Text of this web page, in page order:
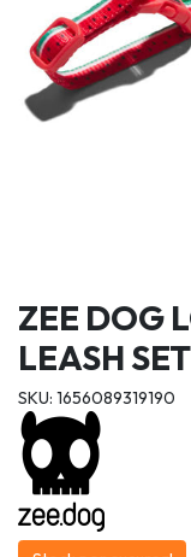
ZEE DOG
LEASH SET
SKU: 1656089319190